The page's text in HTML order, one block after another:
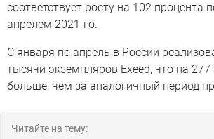
соответствует росту на 102 процента
апрелем 2021-го.
С января по апрель в России
тысячи экземпляров Exeed, что на 277
больше, чем за аналогичный период
Читайте на тему: